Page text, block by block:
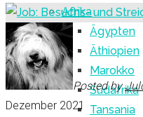
Afrika
Ägypten
Äthiopien
Marokko
Südafrika
Tansania
Posted by
Dezember 2021